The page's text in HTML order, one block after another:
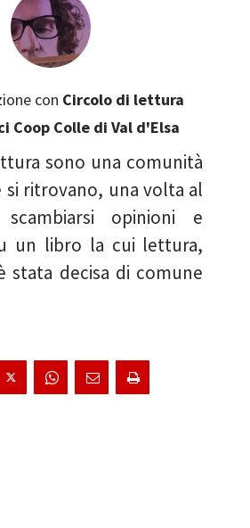
con Circolo di lettura
Coop Colle di Val d'Elsa
sono una comunità
ritrovano, una volta al
opinioni e
un libro la cui lettura,
stata decisa di comune